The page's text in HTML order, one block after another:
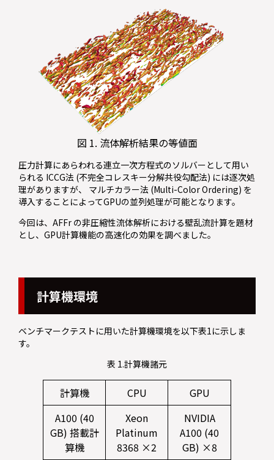
図 1. 流体解析結果の等値面
圧力計算にあらわれる連立一次方程式のソルバーとして用い
られる ICCG法 (不完全コレスキー分解共役勾配法) には逐次処
理がありますが、 マルチカラー法 (Multi-Color Ordering) を
導入することによってGPUの並列処理が可能となります。
今回は、AFFr の非圧縮性流体解析における壁乱流計算を題材
とし、GPU計算機能の高速化の効果を調べました。
計算機環境
ベンチマークテストに用いた計算機環境を以下表1に示しま
す。
表 1.計算機諸元
計算機 CPU
GPU
A100 (40
GB) 搭載計
算機
Xeon
Platinum
8368 ×2
NVIDIA
A100 (40
GB) ×8